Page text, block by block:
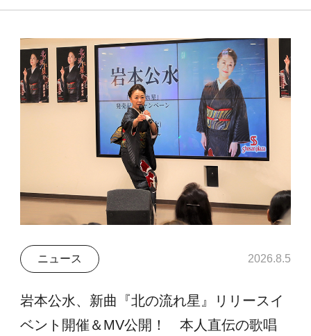
ニュース 2026.8.5
岩本公水、新曲『北の流れ星』リリースイ
ベント開催＆MV公開！ 本人直伝の歌唱